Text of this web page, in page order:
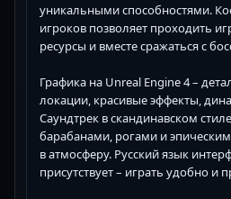
уникальными способностями.
игроков позволяет проходить
ресурсы и вместе сражаться с
Графика на Unreal Engine 4 –
локации, красивые эффекты,
Саундтрек в скандинавском
барабанами, рогами и
в атмосферу. Русский язык
присутствует – играть удобно и